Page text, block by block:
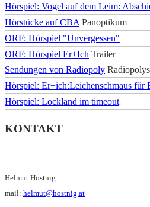
Hörspiel: Vogel auf dem Leim:
Hörstücke auf CBA Panoptikum
ORF: Hörspiel "Unvergessen"
ORF: Hörspiel Er+Ich Trailer
Sendungen von Radiopoly
Hörspiel: Er+ich:Leichenschmaus für
Hörspiel: Lockland im timeout
KONTAKT
Helmut Hostnig
mail: helmut@hostnig.at